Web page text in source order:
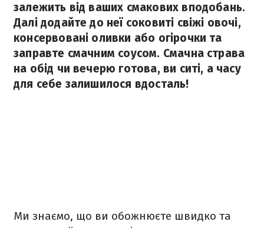
залежить від ваших смакових вподобань.
Далі додайте до неї соковиті свіжі овочі,
консервовані оливки або огірочки та
заправте смачним соусом. Смачна страва
на обід чи вечерю готова, ви ситі, а часу
для себе залишилося вдосталь!
Ми знаємо, що ви обожнюєте швидко та